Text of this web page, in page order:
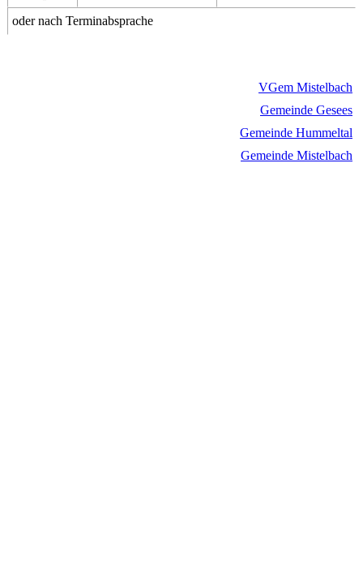
oder nach Terminabsprache
VGem Mistelbach
Gemeinde Gesees
Gemeinde Hummeltal
Gemeinde Mistelbach